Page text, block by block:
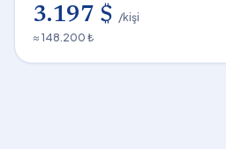
3.197 $ /kişi
≈ 148.200 ₺